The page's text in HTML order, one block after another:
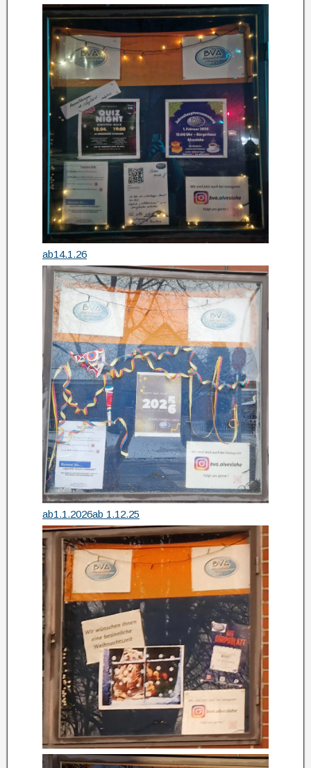
ab14.1.26
ab1.1.2026ab 1.12.25